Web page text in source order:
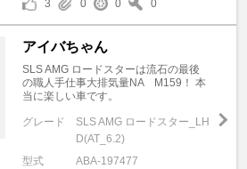
3 0 0 0
アイバちゃん
SLS AMG ロードスターは流石の最後
の職人手仕事大排気量NA M159！ 本
当に楽しい車です。
グレード
SLS AMG ロードスター_LH
D(AT_6.2)
型式
ABA-197477